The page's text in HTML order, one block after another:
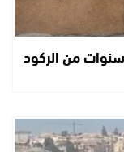
سنوات من الركود